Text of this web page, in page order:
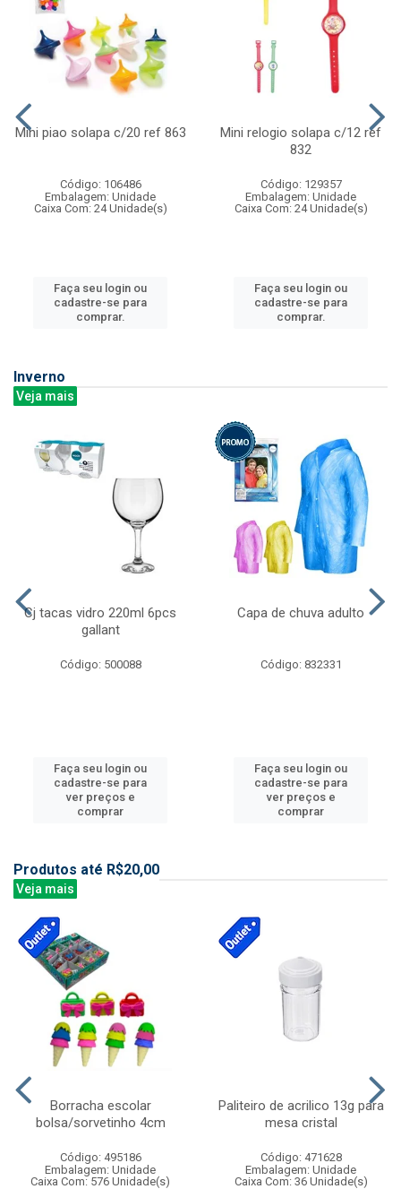
Mini piao solapa c/20 ref 863
Código: 106486
Embalagem: Unidade
Caixa Com: 24 Unidade(s)
Faça seu login ou
cadastre-se para
comprar.
Mini relogio solapa c/12 ref
832
Código: 129357
Embalagem: Unidade
Caixa Com: 24 Unidade(s)
Faça seu login ou
cadastre-se para
comprar.
Inverno
Veja mais
Cj tacas vidro 220ml 6pcs
gallant
Código: 500088
Faça seu login ou
cadastre-se para
ver preços e
comprar
Capa de chuva adulto
Código: 832331
Faça seu login ou
cadastre-se para
ver preços e
comprar
Produtos até R$20,00
Veja mais
Borracha escolar
bolsa/sorvetinho 4cm
Código: 495186
Embalagem: Unidade
Caixa Com: 576 Unidade(s)
Paliteiro de acrilico 13g para
mesa cristal
Código: 471628
Embalagem: Unidade
Caixa Com: 36 Unidade(s)